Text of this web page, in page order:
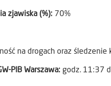
zjawiska (%): 70%
na drogach oraz
PIB Warszawa: godz. 11:37